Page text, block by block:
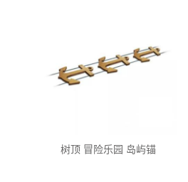
树顶 冒险乐园 岛屿锚